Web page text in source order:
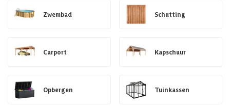
Zwembad Schutting
Carport Kapschuur
Opbergen Tuinkassen